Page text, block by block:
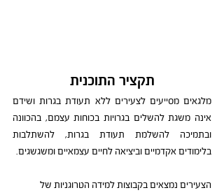
תקציר התוכנית
בלימודים אקדמיים וביציאה לחיים עצמאיים ומשגשגים.
הצעירים נמצאים בקבוצות למידה הטרוגניות של